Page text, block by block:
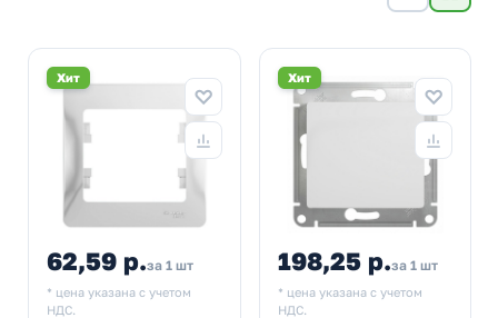
Хит
62,59 р.за 1 шт
* цена указана с учетом
НДС.
Хит
198,25 р.за 1 шт
* цена указана с учетом
НДС.